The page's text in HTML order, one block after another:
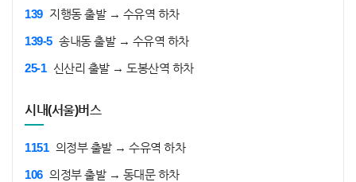
139 지행동 출발 → 수유역 하차
139-5 송내동 출발 → 수유역 하차
25-1 신산리 출발 → 도봉산역 하차
시내(서울)버스
1151 의정부 출발 → 수유역 하차
106 의정부 출발 → 동대문 하차